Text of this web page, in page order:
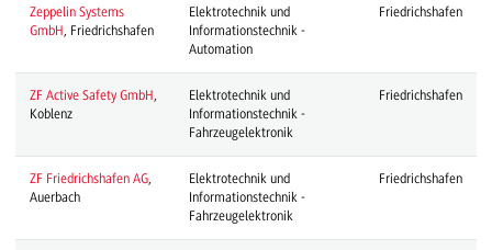
Zeppelin Systems
GmbH , Friedrichshafen
Elektrotechnik und
Informationstechnik -
Automation
Friedrichshafen
ZF Active Safety GmbH
Koblenz
Elektrotechnik und
Informationstechnik -
Fahrzeugelektronik
Friedrichshafen
ZF Friedrichshafen AG,
Auerbach
Elektrotechnik und
Informationstechnik -
Fahrzeugelektronik
Friedrichshafen